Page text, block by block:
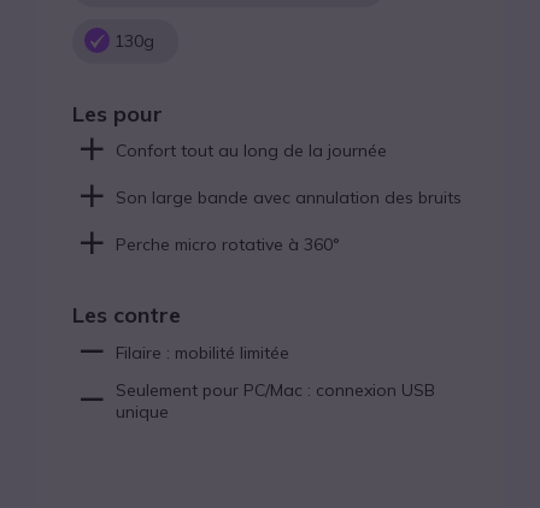
130g
Les pour
Confort tout au long de la journée
Son large bande avec annulation des bruits
Perche micro rotative à 360°
Les contre
Filaire : mobilité limitée
Seulement pour PC/Mac : connexion USB
unique